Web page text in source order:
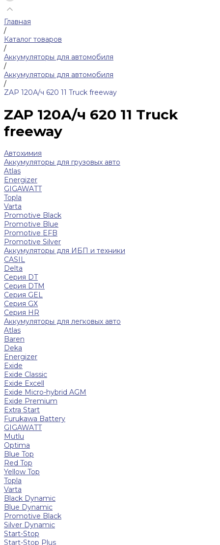
Главная
/
Каталог товаров
/
Аккумуляторы для автомобиля
/
Аккумуляторы для автомобиля
/
ZAP 120А/ч 620 11 Truck freeway
ZAP 120А/ч 620 11 Truck
freeway
Автохимия
Аккумуляторы для грузовых авто
Atlas
Energizer
GIGAWATT
Topla
Varta
Promotive Black
Promotive Blue
Promotive EFB
Promotive Silver
Аккумуляторы для ИБП и техники
CASIL
Delta
Серия DT
Серия DTM
Серия GEL
Серия GХ
Серия HR
Аккумуляторы для легковых авто
Atlas
Baren
Deka
Energizer
Exide
Exide Classic
Exide Excell
Exide Micro-hybrid AGM
Exide Premium
Extra Start
Furukawa Battery
GIGAWATT
Mutlu
Optima
Blue Top
Red Top
Yellow Top
Topla
Varta
Black Dynamic
Blue Dynamic
Promotive Black
Silver Dynamic
Start-Stop
Start-Stop Plus